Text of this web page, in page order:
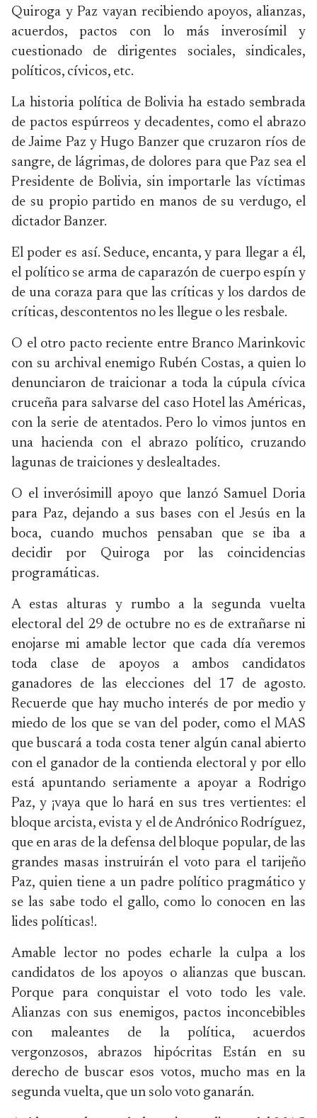
Quiroga y Paz vayan recibiendo apoyos, alianzas,
acuerdos, pactos con lo más inverosímil y
cuestionado de dirigentes sociales, sindicales,
políticos, cívicos, etc.
La historia política de Bolivia ha estado sembrada
de pactos espúrreos y decadentes, como el abrazo
de Jaime Paz y Hugo Banzer que cruzaron ríos de
sangre, de lágrimas, de dolores para que Paz sea el
Presidente de Bolivia, sin importarle las víctimas
de su propio partido en manos de su verdugo, el
dictador Banzer.
El poder es así. Seduce, encanta, y para llegar a él,
el político se arma de caparazón de cuerpo espín y
de una coraza para que las críticas y los dardos de
críticas, descontentos no les llegue o les resbale.
O el otro pacto reciente entre Branco Marinkovic
con su archival enemigo Rubén Costas, a quien lo
denunciaron de traicionar a toda la cúpula cívica
cruceña para salvarse del caso Hotel las Américas,
con la serie de atentados. Pero lo vimos juntos en
una hacienda con el abrazo político, cruzando
lagunas de traiciones y deslealtades.
O el inverósimill apoyo que lanzó Samuel Doria
para Paz, dejando a sus bases con el Jesús en la
boca, cuando muchos pensaban que se iba a
decidir por Quiroga por las coincidencias
programáticas.
A estas alturas y rumbo a la segunda vuelta
electoral del 29 de octubre no es de extrañarse ni
enojarse mi amable lector que cada día veremos
toda clase de apoyos a ambos candidatos
ganadores de las elecciones del 17 de agosto.
Recuerde que hay mucho interés de por medio y
miedo de los que se van del poder, como el MAS
que buscará a toda costa tener algún canal abierto
con el ganador de la contienda electoral y por ello
está apuntando seriamente a apoyar a Rodrigo
Paz, y ¡vaya que lo hará en sus tres vertientes: el
bloque arcista, evista y el de Andrónico Rodríguez,
que en aras de la defensa del bloque popular, de las
grandes masas instruirán el voto para el tarijeño
Paz, quien tiene a un padre político pragmático y
se las sabe todo el gallo, como lo conocen en las
lides políticas!.
Amable lector no podes echarle la culpa a los
candidatos de los apoyos o alianzas que buscan.
Porque para conquistar el voto todo les vale.
Alianzas con sus enemigos, pactos inconcebibles
con maleantes de la política, acuerdos
vergonzosos, abrazos hipócritas Están en su
derecho de buscar esos votos, mucho mas en la
segunda vuelta, que un solo voto ganarán.